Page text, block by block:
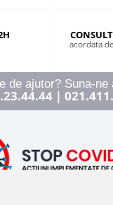
acordata
de ajutor? Suna-ne
|